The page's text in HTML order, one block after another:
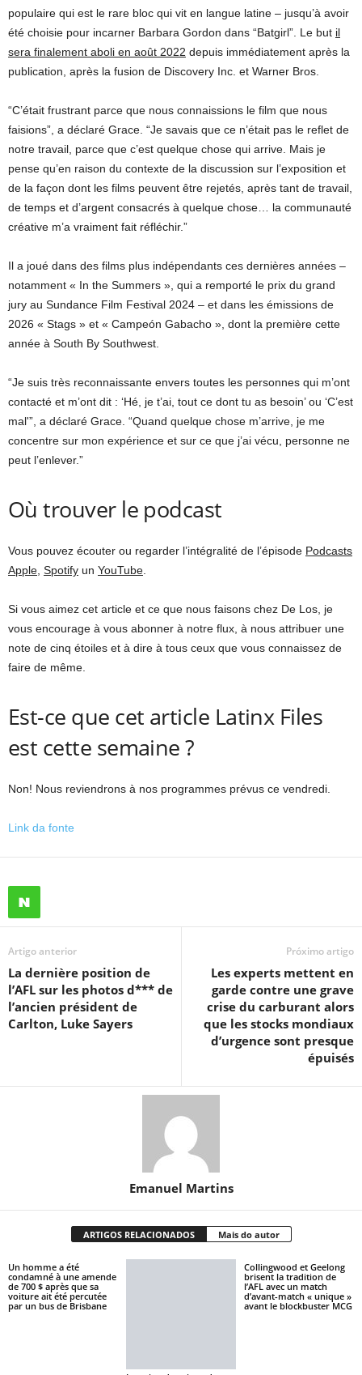
populaire qui est le rare bloc qui vit en langue latine – jusqu’à avoir
été choisie pour incarner Barbara Gordon dans “Batgirl”. Le but il
sera finalement aboli en août 2022 depuis immédiatement après la
publication, après la fusion de Discovery Inc. et Warner Bros.
“C’était frustrant parce que nous connaissions le film que nous
faisions”, a déclaré Grace. “Je savais que ce n’était pas le reflet de
notre travail, parce que c’est quelque chose qui arrive. Mais je
pense qu’en raison du contexte de la discussion sur l’exposition et
de la façon dont les films peuvent être rejetés, après tant de travail,
de temps et d’argent consacrés à quelque chose… la communauté
créative m’a vraiment fait réfléchir.”
Il a joué dans des films plus indépendants ces dernières années –
notamment « In the Summers », qui a remporté le prix du grand
jury au Sundance Film Festival 2024 – et dans les émissions de
2026 « Stags » et « Campeón Gabacho », dont la première cette
année à South By Southwest.
“Je suis très reconnaissante envers toutes les personnes qui m’ont
contacté et m’ont dit : ‘Hé, je t’ai, tout ce dont tu as besoin’ ou ‘C’est
mal'”, a déclaré Grace. “Quand quelque chose m’arrive, je me
concentre sur mon expérience et sur ce que j’ai vécu, personne ne
peut l’enlever.”
Où trouver le podcast
Vous pouvez écouter ou regarder l’intégralité de l’épisode Podcasts
Apple Spotify un YouTube
Si vous aimez cet article et ce que nous faisons chez De Los, je
vous encourage à vous abonner à notre flux, à nous attribuer une
note de cinq étoiles et à dire à tous ceux que vous connaissez de
faire de même.
Est-ce que cet article Latinx Files
est cette semaine ?
Non! Nous reviendrons à nos programmes prévus ce vendredi.
Link da fonte
Artigo anterior
La dernière position de
l’AFL sur les photos d*** de
l’ancien président de
Carlton, Luke Sayers
Próximo artigo
Les experts mettent en
garde contre une grave
crise du carburant alors
que les stocks mondiaux
d’urgence sont presque
épuisés
Emanuel Martins
ARTIGOS RELACIONADOS Mais do autor
Un homme a été
condamné à une amende
de 700 $ après que sa
voiture ait été percutée
par un bus de Brisbane
Collingwood et Geelong
brisent la tradition de
l’AFL avec un match
d’avant-match « unique »
avant le blockbuster MCG